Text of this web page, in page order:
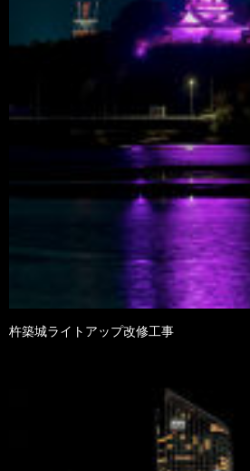
杵築城ライトアップ改修工事